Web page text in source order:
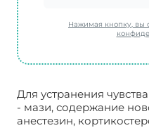
Нажимая кнопку, вы
Для устранения
- мази, содержание
анестезин,